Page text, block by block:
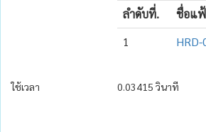
ลำดับที่. ชื่อแ
1
ใช้เวลา 0.03415 วินาที